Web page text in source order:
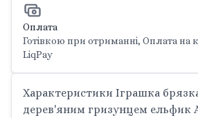
Оплата
Готівкою при отриманні, Оплата на
LiqPay
Характеристики Іграшка
дерев'яним гризунцем ельфик